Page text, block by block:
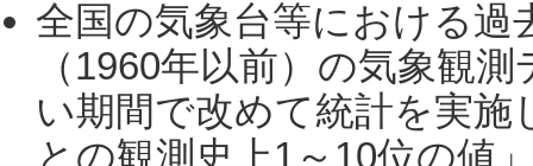
全国の気象台等における過
（1960年以前）の気象観
い期間で改めて統計を実
との観測史上1～10位の値